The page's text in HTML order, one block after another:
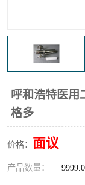
呼和浩特医用
格多
价格： 面议
产品数量：